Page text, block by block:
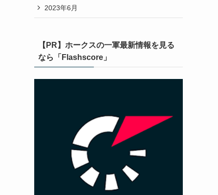
2023年6月
【PR】ホークスの一軍最新情報を見る
なら「Flashscore」